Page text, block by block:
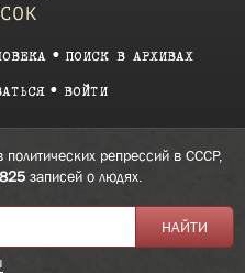
ПОИСК В АРХИВАХ
ВОЙТИ
репрессий в СССР,
записей о людях.